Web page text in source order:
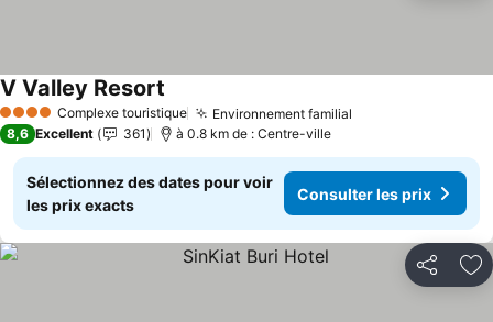
4 Étoiles Complexe touristique Environnement familial
V Valley Resort
8,6 Excellent 361 à 0.8 km de : Centre-ville
Sélectionnez des dates pour voir
les prix exacts
Consulter les prix
Partager